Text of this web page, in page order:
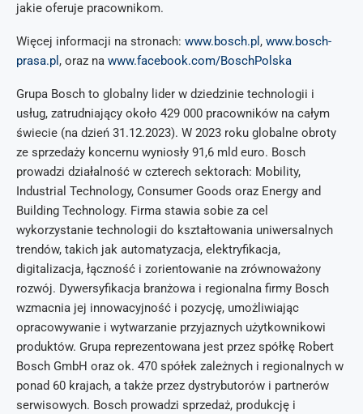
jakie oferuje pracownikom.
Więcej informacji na stronach: www.bosch.pl , www.bosch-
prasa.pl , oraz na www.facebook.com/BoschPolska
Grupa Bosch to globalny lider w dziedzinie technologii i
usług, zatrudniający około 429 000 pracowników na całym
świecie (na dzień 31.12.2023). W 2023 roku globalne obroty
ze sprzedaży koncernu wyniosły 91,6 mld euro. Bosch
prowadzi działalność w czterech sektorach: Mobility,
Industrial Technology, Consumer Goods oraz Energy and
Building Technology. Firma stawia sobie za cel
wykorzystanie technologii do kształtowania uniwersalnych
trendów, takich jak automatyzacja, elektryfikacja,
digitalizacja, łączność i zorientowanie na zrównoważony
rozwój. Dywersyfikacja branżowa i regionalna firmy Bosch
wzmacnia jej innowacyjność i pozycję, umożliwiając
opracowywanie i wytwarzanie przyjaznych użytkownikowi
produktów. Grupa reprezentowana jest przez spółkę Robert
Bosch GmbH oraz ok. 470 spółek zależnych i regionalnych w
ponad 60 krajach, a także przez dystrybutorów i partnerów
serwisowych. Bosch prowadzi sprzedaż, produkcję i